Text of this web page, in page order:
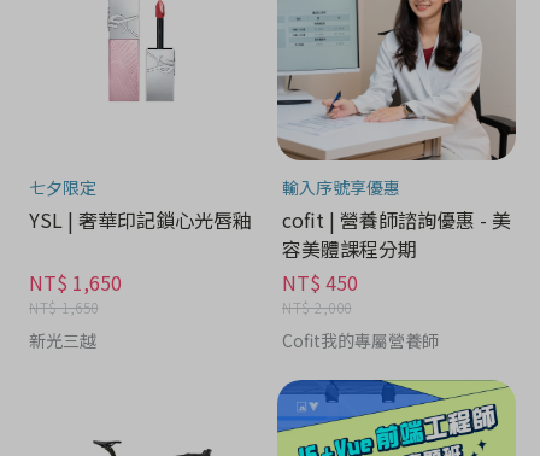
七夕限定
YSL | 奢華印記鎖心光唇釉
NT$ 1,650
NT$ 1,650
新光三越
輸入序號享優惠
cofit | 營養師諮詢優惠 - 美
容美體課程分期
NT$ 450
NT$ 2,000
Cofit我的專屬營養師